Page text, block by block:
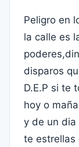
Peligro en
la calle es
disparos
D.E.P si te
hoy o
y de un dia
te estrellas